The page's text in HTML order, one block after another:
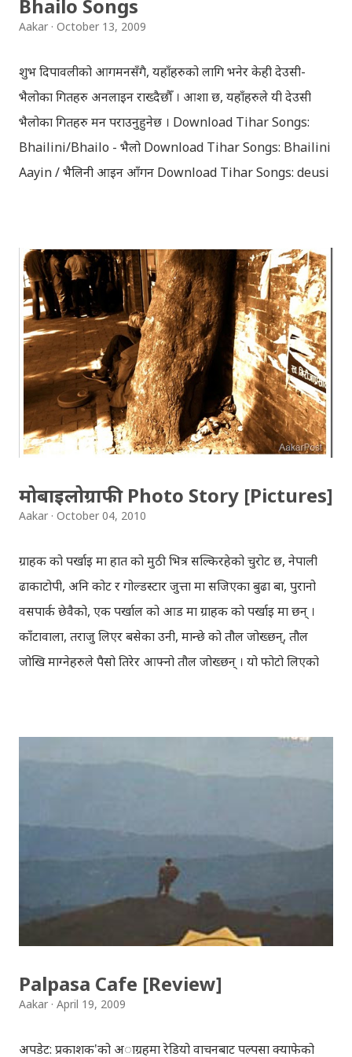
search self, leaving her parents. She is accompanied
by her friend Bisakha everywhere she went. Radha
faces...
Bhailo Songs
Aakar October 13, 2009
शुभ दिपावलीको आगमनसँगै, यहाँहरुको लागि भनेर केही देउसी-
भैलोका गितहरु अनलाइन राख्दैछौँ । आशा छ, यहाँहरुले यी देउसी
भैलोका गितहरु मन पराउनुहुनेछ । Download Tihar Songs:
Bhailini/Bhailo - भैलो Download Tihar Songs: Bhailini
Aayin / भैलिनी आइन आँगन Download Tihar Songs: deusi
Songs: diyo baali sanjh ko / दियो बाली साँझ को
Download: Tihar Dhun (Deusi,Bhailo)/ तिहार धुन(देउसी
भैलो)- सुरसुधा नोट: यी अपलोड गरिएका गितसंगितहरु व्यावसायिक
प्रायोजनको लागि प्रयोग नगर्न आग्रह गर्दछौँ । इन्टरनेटमा भेटिएका
गितहरुलाई हामीले यहाँ एकै ठाउँमा सजिलोको लागि राखिदिएको मात्र
हौँ । तपाई यदि यी गित संगितको सर्जक हुनुहुन्छ र गित संगित यहाँबाट
हटाउनुपर्ने भए जानकारी गराउनुहोला । फेरी एकपटक शुभ दिपावलीको
हार्दिक मंगलमय शुभकामना व्यक्त गर्दछौँ ।
मोबाइलोग्राफी Photo Story [Pictures]
Aakar October 04, 2010
ग्राहक को पर्खाइ मा हात को मुठी भित्र सल्किरहेको चुरोट छ, नेपाली
ढाकाटोपी, अनि कोट र गोल्डस्टार जुत्ता मा सजिएका बुढा बा, पुरानो
वसपार्क छेवैको, एक पर्खाल को आड मा ग्राहक को पर्खाइ मा छन् ।
काँटावाला, तराजु लिएर बसेका उनी, मान्छे को तौल जोख्छन्, तौल
जोखि माग्नेहरुले पैसो तिरेर आफ्नो तौल जोख्छन् । यो फोटो लिएको
चुरोट तान्दै आफैँ मा हराइरहेका झैँ देखिन्थेँ । ढल्किँदो दिन त्रिपुरेश्वर मा
अवस्थित मन्दिर को फोटो खिच्दा, पश्चिम मा सूर्य डुब्न लागिसकेको
थियो । कोलाहाल को बिचमा उभिएको मन्दिर आफू मा चाँहि साह्रै शान्त
उद्देश्य ले यही मन्दिर मा एकछिन अडिएको थिँए । झोलुङ्गे पुल ललितपुर
बालकुमारी मा, मनोहरा खोला माथि रहेको झोलुंङ्गे पुल ! यो फोटो
खिच्दा, मौसम सफा थिएन, हल्का वर्षा भइरहेथ्यो । त्यसदिन केही
साथिहरु को साथ मा, नयाँ वानेश्वर, शंखमुल हुँदै यो झोलुङ्गे पुल तरेर,
Palpasa Cafe [Review]
Aakar April 19, 2009
अपडेट: प्रकाशक'को अाग्रहमा रेडियो वाचनबाट पल्पसा क्याफेको